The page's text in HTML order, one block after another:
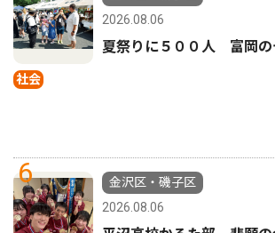
社会
2026.08.06
夏祭りに５００人 富岡の
6
金沢区・磯子区
2026.08.06